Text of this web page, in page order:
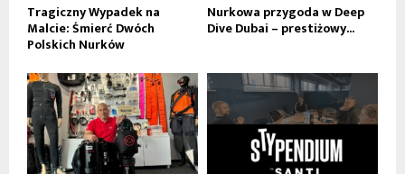
Tragiczny Wypadek na
Malcie: Śmierć Dwóch
Polskich Nurków
Nurkowa przygoda w Deep
Dive Dubai – prestiżowy...